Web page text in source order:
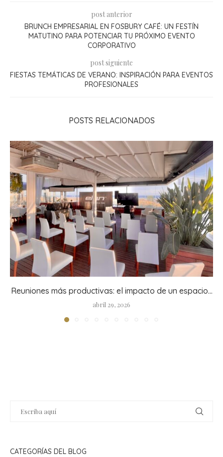
post anterior
BRUNCH EMPRESARIAL EN FOSBURY CAFÉ: UN FESTÍN
MATUTINO PARA POTENCIAR TU PRÓXIMO EVENTO
CORPORATIVO
post siguiente
FIESTAS TEMÁTICAS DE VERANO: INSPIRACIÓN PARA EVENTOS
PROFESIONALES
POSTS RELACIONADOS
Reuniones más productivas: el impacto de un espacio...
abril 29, 2026
CATEGORÍAS DEL BLOG